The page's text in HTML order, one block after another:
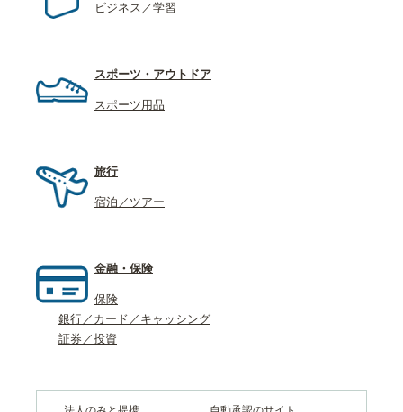
ビジネス／学習
スポーツ・アウトドア
スポーツ用品
旅行
宿泊／ツアー
金融・保険
保険
銀行／カード／キャッシング
証券／投資